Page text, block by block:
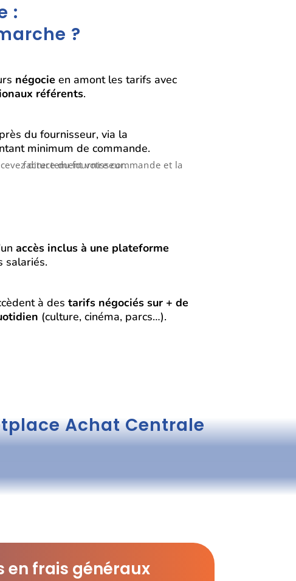
:
?
négocie en amont les tarifs avec
référents.
du fournisseur, via la
minimum de commande.
accès inclus à une plateforme
salariés.
à destarifs négociés sur + de
(culture, cinéma, parcs…).
Achat Centrale
en frais généraux